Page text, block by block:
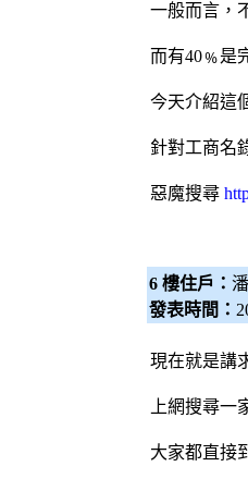
一般而言，
而有40﹪是
今天介紹這
針對工商名
惡魔搜尋
6 樓住戶：
發表時間：
現在就是講
上網搜尋
大家都直接